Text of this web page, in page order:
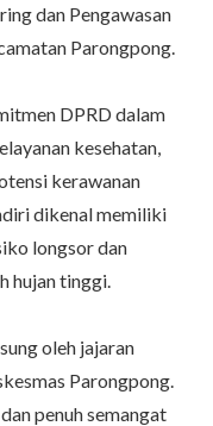
dan Pengawasan
Parongpong.
DPRD dalam
kesehatan,
kerawanan
dikenal memiliki
longsor dan
hujan tinggi.
oleh jajaran
Parongpong.
penuh semangat